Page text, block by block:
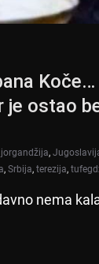
je ostao
jorgandžija,
, Srbija, terezija,
nema